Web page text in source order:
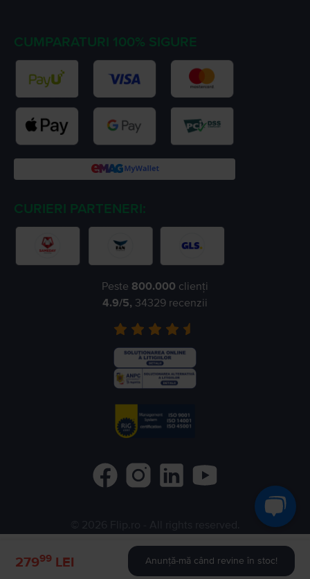
27999 LEI Anunță-mă când revine în stoc!
CUMPARATURI 100% SIGURE
CURIERI PARTENERI:
Peste 800.000 clienți
4.9/5, 34329 recenzii